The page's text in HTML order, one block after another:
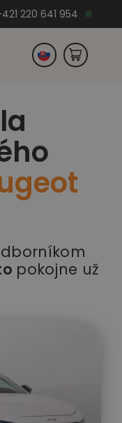
220 641 954
pokojne už